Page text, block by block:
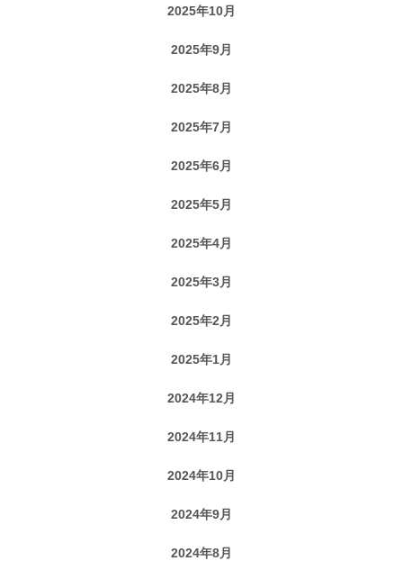
2025年10月
2025年9月
2025年8月
2025年7月
2025年6月
2025年5月
2025年4月
2025年3月
2025年2月
2025年1月
2024年12月
2024年11月
2024年10月
2024年9月
2024年8月